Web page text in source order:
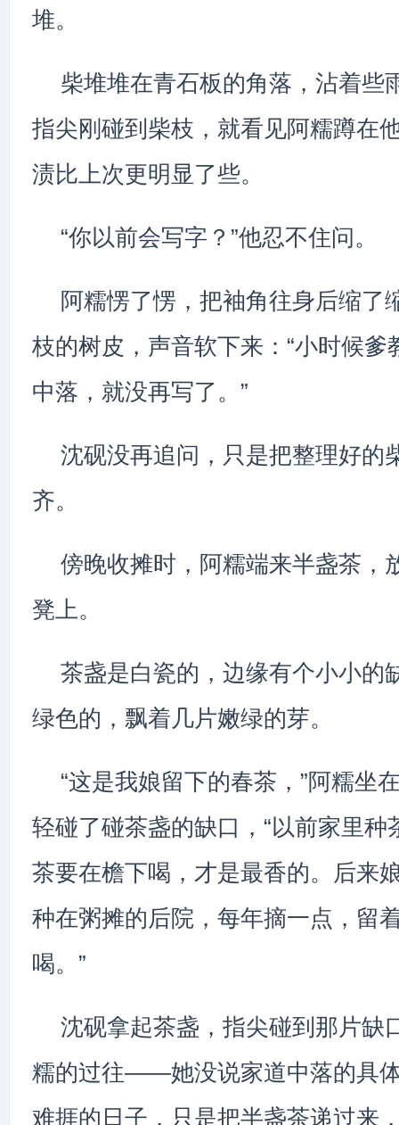
堆。
柴堆堆在青石板的角落，沾着些
指尖刚碰到柴枝，就看见阿糯蹲在
渍比上次更明显了些。
“你以前会写字？”他忍不住问。
阿糯愣了愣，把袖角往身后缩了
枝的树皮，声音软下来：“小时候爹
中落，就没再写了。”
沈砚没再追问，只是把整理好的
齐。
傍晚收摊时，阿糯端来半盏茶，
凳上。
茶盏是白瓷的，边缘有个小小的
绿色的，飘着几片嫩绿的芽。
“这是我娘留下的春茶，”阿糯坐
轻碰了碰茶盏的缺口，“以前家里种
茶要在檐下喝，才是最香的。后来
种在粥摊的后院，每年摘一点，留
喝。”
沈砚拿起茶盏，指尖碰到那片缺
糯的过往——她没说家道中落的具
难捱的日子，只是把半盏茶递过来